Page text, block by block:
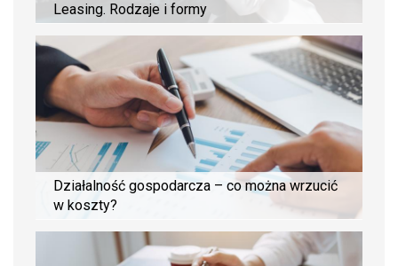
Leasing. Rodzaje i formy
Działalność gospodarcza – co można wrzucić
w koszty?